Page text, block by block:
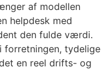
af modellen
helpdesk med
den fulde værdi.
forretningen, tydelige
en reel drifts- og